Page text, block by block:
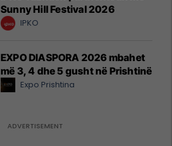
Sunny Hill Festival 2026
IPKO
EXPO DIASPORA 2026 mbahet
më 3, 4 dhe 5 gusht në Prishtinë
Expo Prishtina